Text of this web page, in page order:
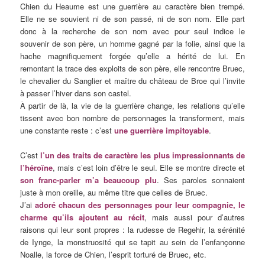
Chien du Heaume est une guerrière au caractère bien trempé.
Elle ne se souvient ni de son passé, ni de son nom. Elle part
donc à la recherche de son nom avec pour seul indice le
souvenir de son père, un homme gagné par la folie, ainsi que la
hache magnifiquement forgée qu’elle a hérité de lui. En
remontant la trace des exploits de son père, elle rencontre Bruec,
le chevalier du Sanglier et maître du château de Broe qui l’invite
à passer l’hiver dans son castel.
À partir de là, la vie de la guerrière change, les relations qu’elle
tissent avec bon nombre de personnages la transforment, mais
une constante reste : c’estune guerrière impitoyable.
C’estl’un des traits de caractère les plus impressionnants de
l’héroïne, mais c’est loin d’être le seul. Elle se montre directe et
son franc-parler m’a beaucoup plu. Ses paroles sonnaient
juste à mon oreille, au même titre que celles de Bruec.
J’aiadoré chacun des personnages pour leur compagnie, le
charme qu’ils ajoutent au récit, mais aussi pour d’autres
raisons qui leur sont propres : la rudesse de Regehir, la sérénité
de Iynge, la monstruosité qui se tapit au sein de l’enfançonne
Noalle, la force de Chien, l’esprit torturé de Bruec, etc.